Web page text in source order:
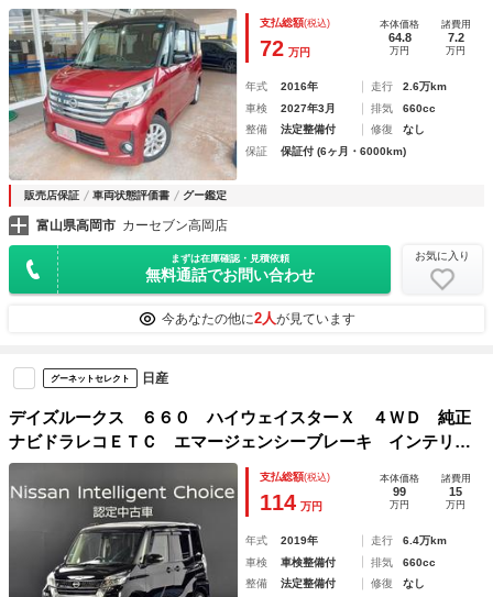
ヘッド 純正１４インチアルミ オートエアコン Ｂｌｕｅｔ
ｏｏｔｈ ＣＤ ＤＶＤ再生 フルセグ
支払総額(税込)
72 万円
本体価格
64.8
万円
諸費用
7.2
万円
年式 2016年 走行
2.6万km
車検
2027年3月 排気
660cc
整備
法定整備付 修復
なし
保証
保証付 (6ヶ月・6000km)
販売店保証 車両状態評価書 グー鑑定
富山県高岡市 カーセブン高岡店
まずは在庫確認・見積依頼
無料通話でお問い合わせ
お気に入り
今あなたの他に2人が見ています
グーネットセレクト 日産
デイズルークス ６６０ ハイウェイスターＸ ４ＷＤ 純正
ナビドラレコＥＴＣ エマージェンシーブレーキ インテリジ
ェントキー アラウンドビューモニター 踏み間違い衝突防止
アシスト ４ＷＤ カーテレビ（地デジ） スライドドア ア
ルミホイール キーレス ＣＤ
支払総額(税込)
114 万円
本体価格
99
万円
諸費用
15
万円
年式 2019年 走行
6.4万km
車検
車検整備付 排気
660cc
整備
法定整備付 修復
なし